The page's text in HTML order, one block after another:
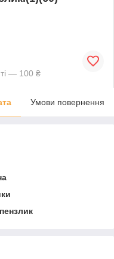
— 100 ₴
Умови повернення